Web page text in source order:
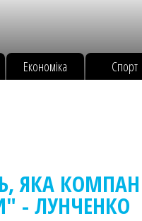
Економіка Спорт
ЯКА
- ЛУНЧЕНКО